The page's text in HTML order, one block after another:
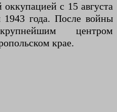
с 15 августа
1943 года. После войны
центром
крае.